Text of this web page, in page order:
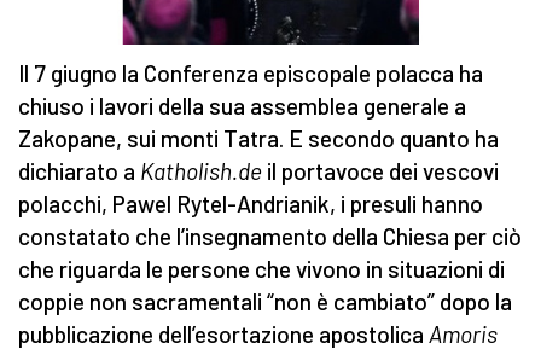
Il 7 giugno la Conferenza episcopale polacca ha
chiuso i lavori della sua assemblea generale a
Zakopane, sui monti Tatra. E secondo quanto ha
dichiarato a Katholish.de il portavoce dei vescovi
polacchi, Pawel Rytel-Andrianik, i presuli hanno
constatato che l’insegnamento della Chiesa per ciò
che riguarda le persone che vivono in situazioni di
coppie non sacramentali “non è cambiato” dopo la
pubblicazione dell’esortazione apostolica Amoris